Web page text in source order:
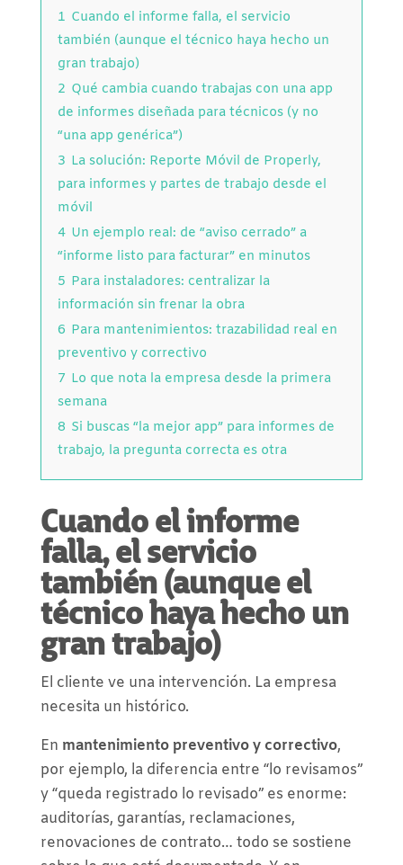
1 Cuando el informe falla, el servicio
también (aunque el técnico haya hecho un
gran trabajo)
2 Qué cambia cuando trabajas con una app
de informes diseñada para técnicos (y no
“una app genérica”)
3 La solución: Reporte Móvil de Properly,
para informes y partes de trabajo desde el
móvil
4 Un ejemplo real: de “aviso cerrado” a
“informe listo para facturar” en minutos
5 Para instaladores: centralizar la
información sin frenar la obra
6 Para mantenimientos: trazabilidad real en
preventivo y correctivo
7 Lo que nota la empresa desde la primera
semana
8 Si buscas “la mejor app” para informes de
trabajo, la pregunta correcta es otra
Cuando el informe
falla, el servicio
también (aunque el
técnico haya hecho un
gran trabajo)
El cliente ve una intervención. La empresa
necesita un histórico.
En mantenimiento preventivo y correctivo,
por ejemplo, la diferencia entre “lo revisamos”
y “queda registrado lo revisado” es enorme:
auditorías, garantías, reclamaciones,
renovaciones de contrato… todo se sostiene